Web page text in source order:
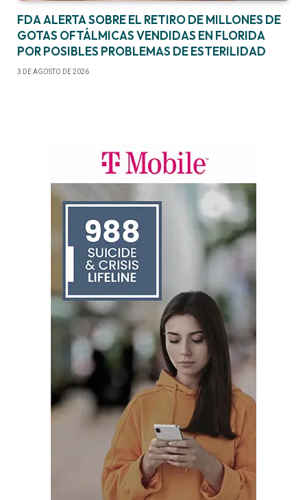
FDA ALERTA SOBRE EL RETIRO DE MILLONES DE
GOTAS OFTÁLMICAS VENDIDAS EN FLORIDA
POR POSIBLES PROBLEMAS DE ESTERILIDAD
3 DE AGOSTO DE 2026